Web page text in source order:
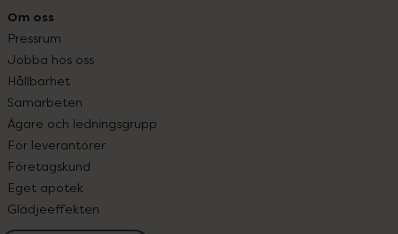
Om oss
Pressrum
Jobba hos oss
Hållbarhet
Samarbeten
Ägare och ledningsgrupp
För leverantörer
Företagskund
Eget apotek
Glädjeeffekten